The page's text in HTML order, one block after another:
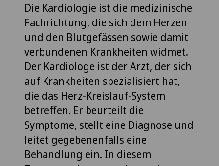
Die Kardiologie ist die medizinische
Fachrichtung, die sich dem Herzen
und den Blutgefässen sowie damit
verbundenen Krankheiten widmet.
Der Kardiologe ist der Arzt, der sich
auf Krankheiten spezialisiert hat,
die das Herz-Kreislauf-System
betreffen. Er beurteilt die
Symptome, stellt eine Diagnose und
leitet gegebenenfalls eine
Behandlung ein. In diesem